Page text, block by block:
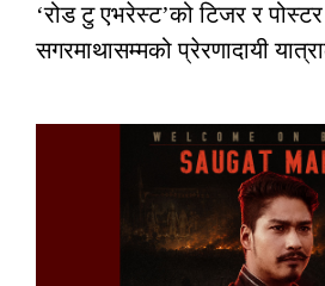
‘रोड टु एभरेस्ट’को टिजर र
सगरमाथासम्मको प्रेरणादायी